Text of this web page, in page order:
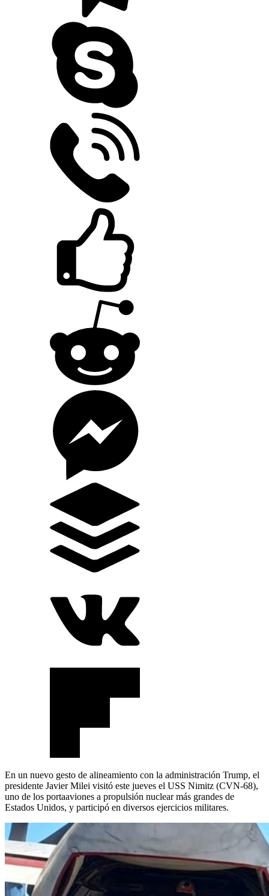
En un nuevo gesto de alineamiento con la administración Trump, el
presidente Javier Milei visitó este jueves el USS Nimitz (CVN-68),
uno de los portaaviones a propulsión nuclear más grandes de
Estados Unidos, y participó en diversos ejercicios militares.